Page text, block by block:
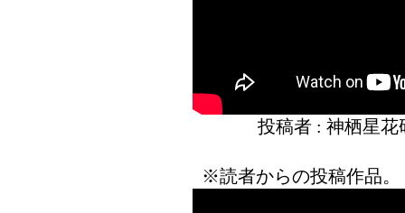
投稿者 : 神栖星
※読者からの投稿作品